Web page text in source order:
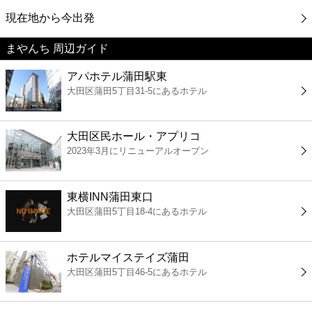
映画
美容
コンビニ
薬局
スーパー
エンタメ
レジャー
書店
現在地から今出発
まやんち 周辺ガイド
アパホテル蒲田駅東
大田区蒲田5丁目31-5にあるホテル
大田区民ホール・アプリコ
2023年3月にリニューアルオープン
東横INN蒲田東口
大田区蒲田5丁目18-4にあるホテル
ホテルマイステイズ蒲田
大田区蒲田5丁目46-5にあるホテル